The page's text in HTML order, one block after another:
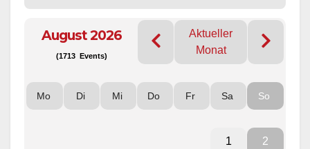
August 2026
(1713 Events)
Aktueller
Monat
Mo Di Mi Do Fr Sa So
1 2